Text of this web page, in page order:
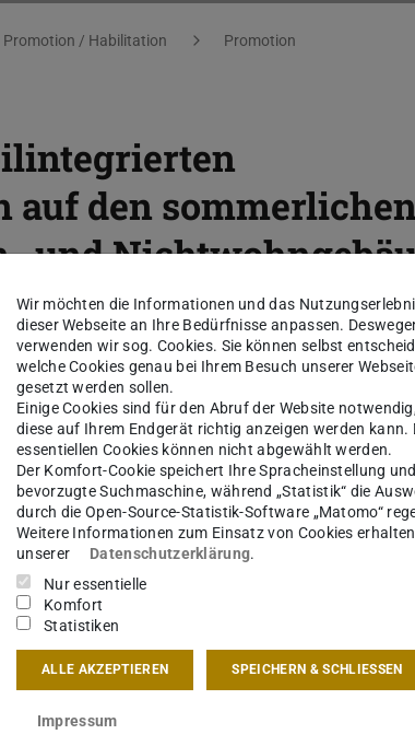
Promotion / Habilitation Promotion
auf den sommerlichen
und
Wir möchten die Informationen und das
dieser Webseite an Ihre Bedürfnisse anpassen.
verwenden wir sog. Cookies. Sie können selbst
welche Cookies genau bei Ihrem Besuch unserer
gesetzt werden sollen.
Einige Cookies sind für den Abruf der Website
diese auf Ihrem Endgerät richtig anzeigen werden kann.
essentiellen Cookies können nicht abgewählt werden.
Der Komfort-Cookie speichert Ihre Spracheinstellung und
bevorzugte Suchmaschine, während „Statistik“ die
durch die Open-Source-Statistik-Software „Matomo“
Weitere Informationen zum Einsatz von Cookies erhalten
unserer
Datenschutzerklärung.
Nur essentielle
Komfort
Statistiken
ALLE AKZEPTIEREN SPEICHERN & SCHLIESSEN
Impressum